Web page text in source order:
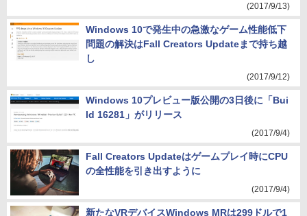
(2017/9/13)
Windows 10で発生中の急激なゲーム性能低下
問題の解決はFall Creators Updateまで持ち越
し
(2017/9/12)
Windows 10プレビュー版公開の3日後に「Bui
ld 16281」がリリース
(2017/9/4)
Fall Creators Updateはゲームプレイ時にCPU
の全性能を引き出すように
(2017/9/4)
新たなVRデバイスWindows MRは299ドルで1